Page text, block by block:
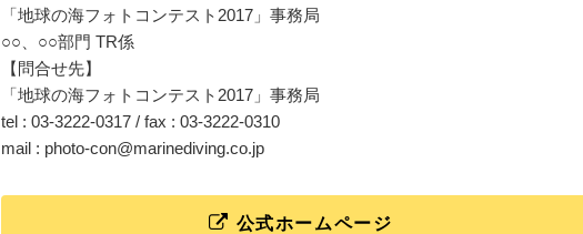
「地球の海フォトコンテスト2017」事務局
○○、○○部門 TR係
【問合せ先】
「地球の海フォトコンテスト2017」事務局
tel : 03-3222-0317 / fax : 03-3222-0310
mail : photo-con@marinediving.co.jp
公式ホームページ